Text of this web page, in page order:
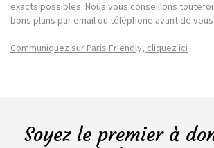
exacts possibles. Nous vous conseillons
bons plans par email ou téléphone avant de
Communiquez sur Paris Friendly, cliquez ici
Soyez le premier à